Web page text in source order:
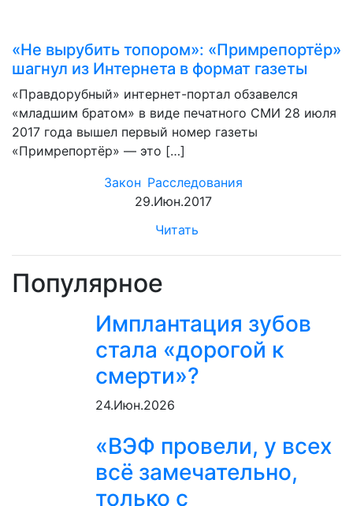
«Не вырубить топором»: «Примрепортёр»
шагнул из Интернета в формат газеты
«Правдорубный» интернет-портал обзавелся
«младшим братом» в виде печатного СМИ 28 июля
2017 года вышел первый номер газеты
«Примрепортёр» — это […]
Закон Расследования
29.Июн.2017
Читать
Популярное
Имплантация зубов
стала «дорогой к
смерти»?
24.Июн.2026
«ВЭФ провели, у всех
всё замечательно,
только с